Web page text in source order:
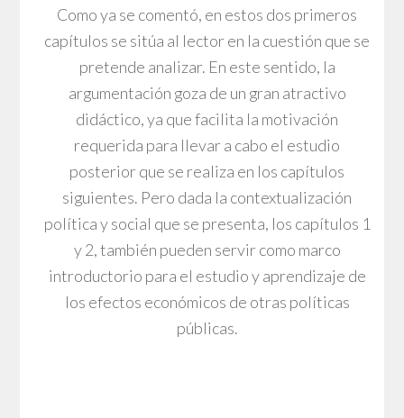
Como ya se comentó, en estos dos primeros
capítulos se sitúa al lector en la cuestión que se
pretende analizar. En este sentido, la
argumentación goza de un gran atractivo
didáctico, ya que facilita la motivación
requerida para llevar a cabo el estudio
posterior que se realiza en los capítulos
siguientes. Pero dada la contextualización
política y social que se presenta, los capítulos 1
y 2, también pueden servir como marco
introductorio para el estudio y aprendizaje de
los efectos económicos de otras políticas
públicas.